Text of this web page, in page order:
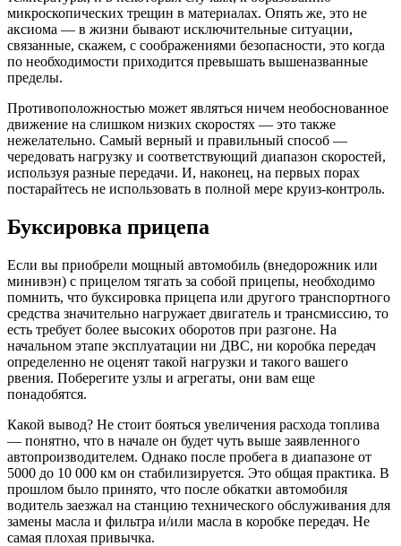
микроскопических трещин в материалах. Опять же, это не
аксиома — в жизни бывают исключительные ситуации,
связанные, скажем, с соображениями безопасности, это когда
по необходимости приходится превышать вышеназванные
пределы.
Противоположностью может являться ничем необоснованное
движение на слишком низких скоростях — это также
нежелательно. Самый верный и правильный способ —
чередовать нагрузку и соответствующий диапазон скоростей,
используя разные передачи. И, наконец, на первых порах
постарайтесь не использовать в полной мере круиз-контроль.
Буксировка прицепа
Если вы приобрели мощный автомобиль (внедорожник или
минивэн) с прицелом тягать за собой прицепы, необходимо
помнить, что буксировка прицепа или другого транспортного
средства значительно нагружает двигатель и трансмиссию, то
есть требует более высоких оборотов при разгоне. На
начальном этапе эксплуатации ни ДВС, ни коробка передач
определенно не оценят такой нагрузки и такого вашего
рвения. Поберегите узлы и агрегаты, они вам еще
понадобятся.
Какой вывод? Не стоит бояться увеличения расхода топлива
— понятно, что в начале он будет чуть выше заявленного
автопроизводителем. Однако после пробега в диапазоне от
5000 до 10 000 км он стабилизируется. Это общая практика. В
прошлом было принято, что после обкатки автомобиля
водитель заезжал на станцию технического обслуживания для
замены масла и фильтра и/или масла в коробке передач. Не
самая плохая привычка.